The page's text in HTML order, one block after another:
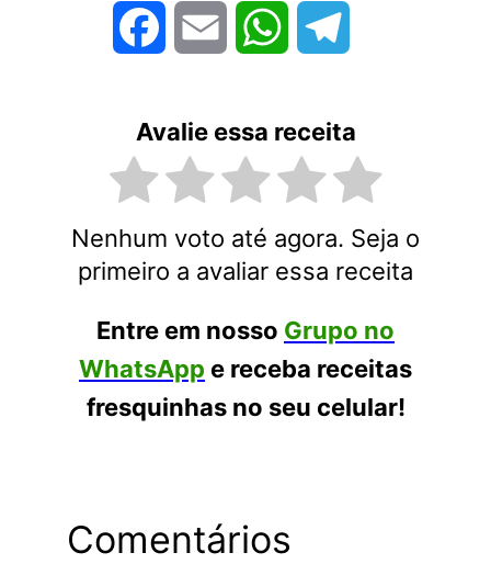
FacebookEmail WhatsApp
Avalie essa receita
Nenhum voto até agora. Seja o
primeiro a avaliar essa receita
Entre em nosso Grupo no
WhatsApp e receba receitas
fresquinhas no seu celular!
Comentários